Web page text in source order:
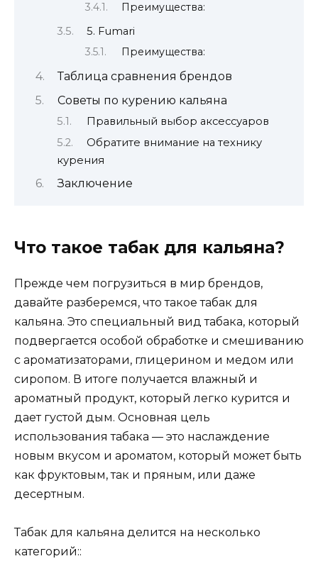
Преимущества:
5. Fumari
Преимущества:
Таблица сравнения брендов
Советы по курению кальяна
Правильный выбор аксессуаров
Обратите внимание на технику
курения
Заключение
Что такое табак для кальяна?
Прежде чем погрузиться в мир брендов,
давайте разберемся, что такое табак для
кальяна. Это специальный вид табака, который
подвергается особой обработке и смешиванию
с ароматизаторами, глицерином и медом или
сиропом. В итоге получается влажный и
ароматный продукт, который легко курится и
дает густой дым. Основная цель
использования табака — это наслаждение
новым вкусом и ароматом, который может быть
как фруктовым, так и пряным, или даже
десертным.
Табак для кальяна делится на несколько
категорий::